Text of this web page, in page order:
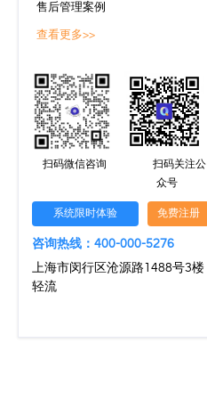
售后管理案例
查看更多>>
扫码微信咨询
扫码关注公
众号
系统限时体验 免费注册
咨询热线：400-000-5276
上海市闵行区沧源路1488号3楼
轻流